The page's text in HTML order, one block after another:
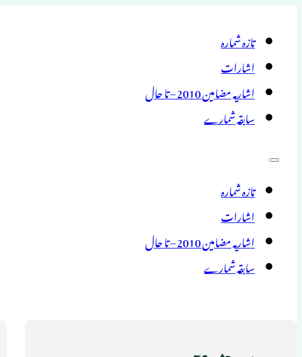
تازہ شمارہ
اشارات
اشاریہ مضامین 2010 – تا حال
سابقہ شمارے
تازہ شمارہ
اشارات
اشاریہ مضامین 2010 – تا حال
سابقہ شمارے